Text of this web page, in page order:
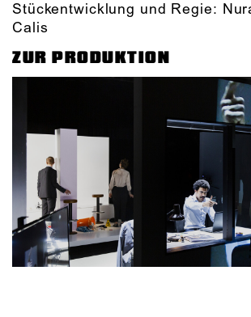
Stückentwicklung und Regie:
Calis
ZUR PRODUKTION